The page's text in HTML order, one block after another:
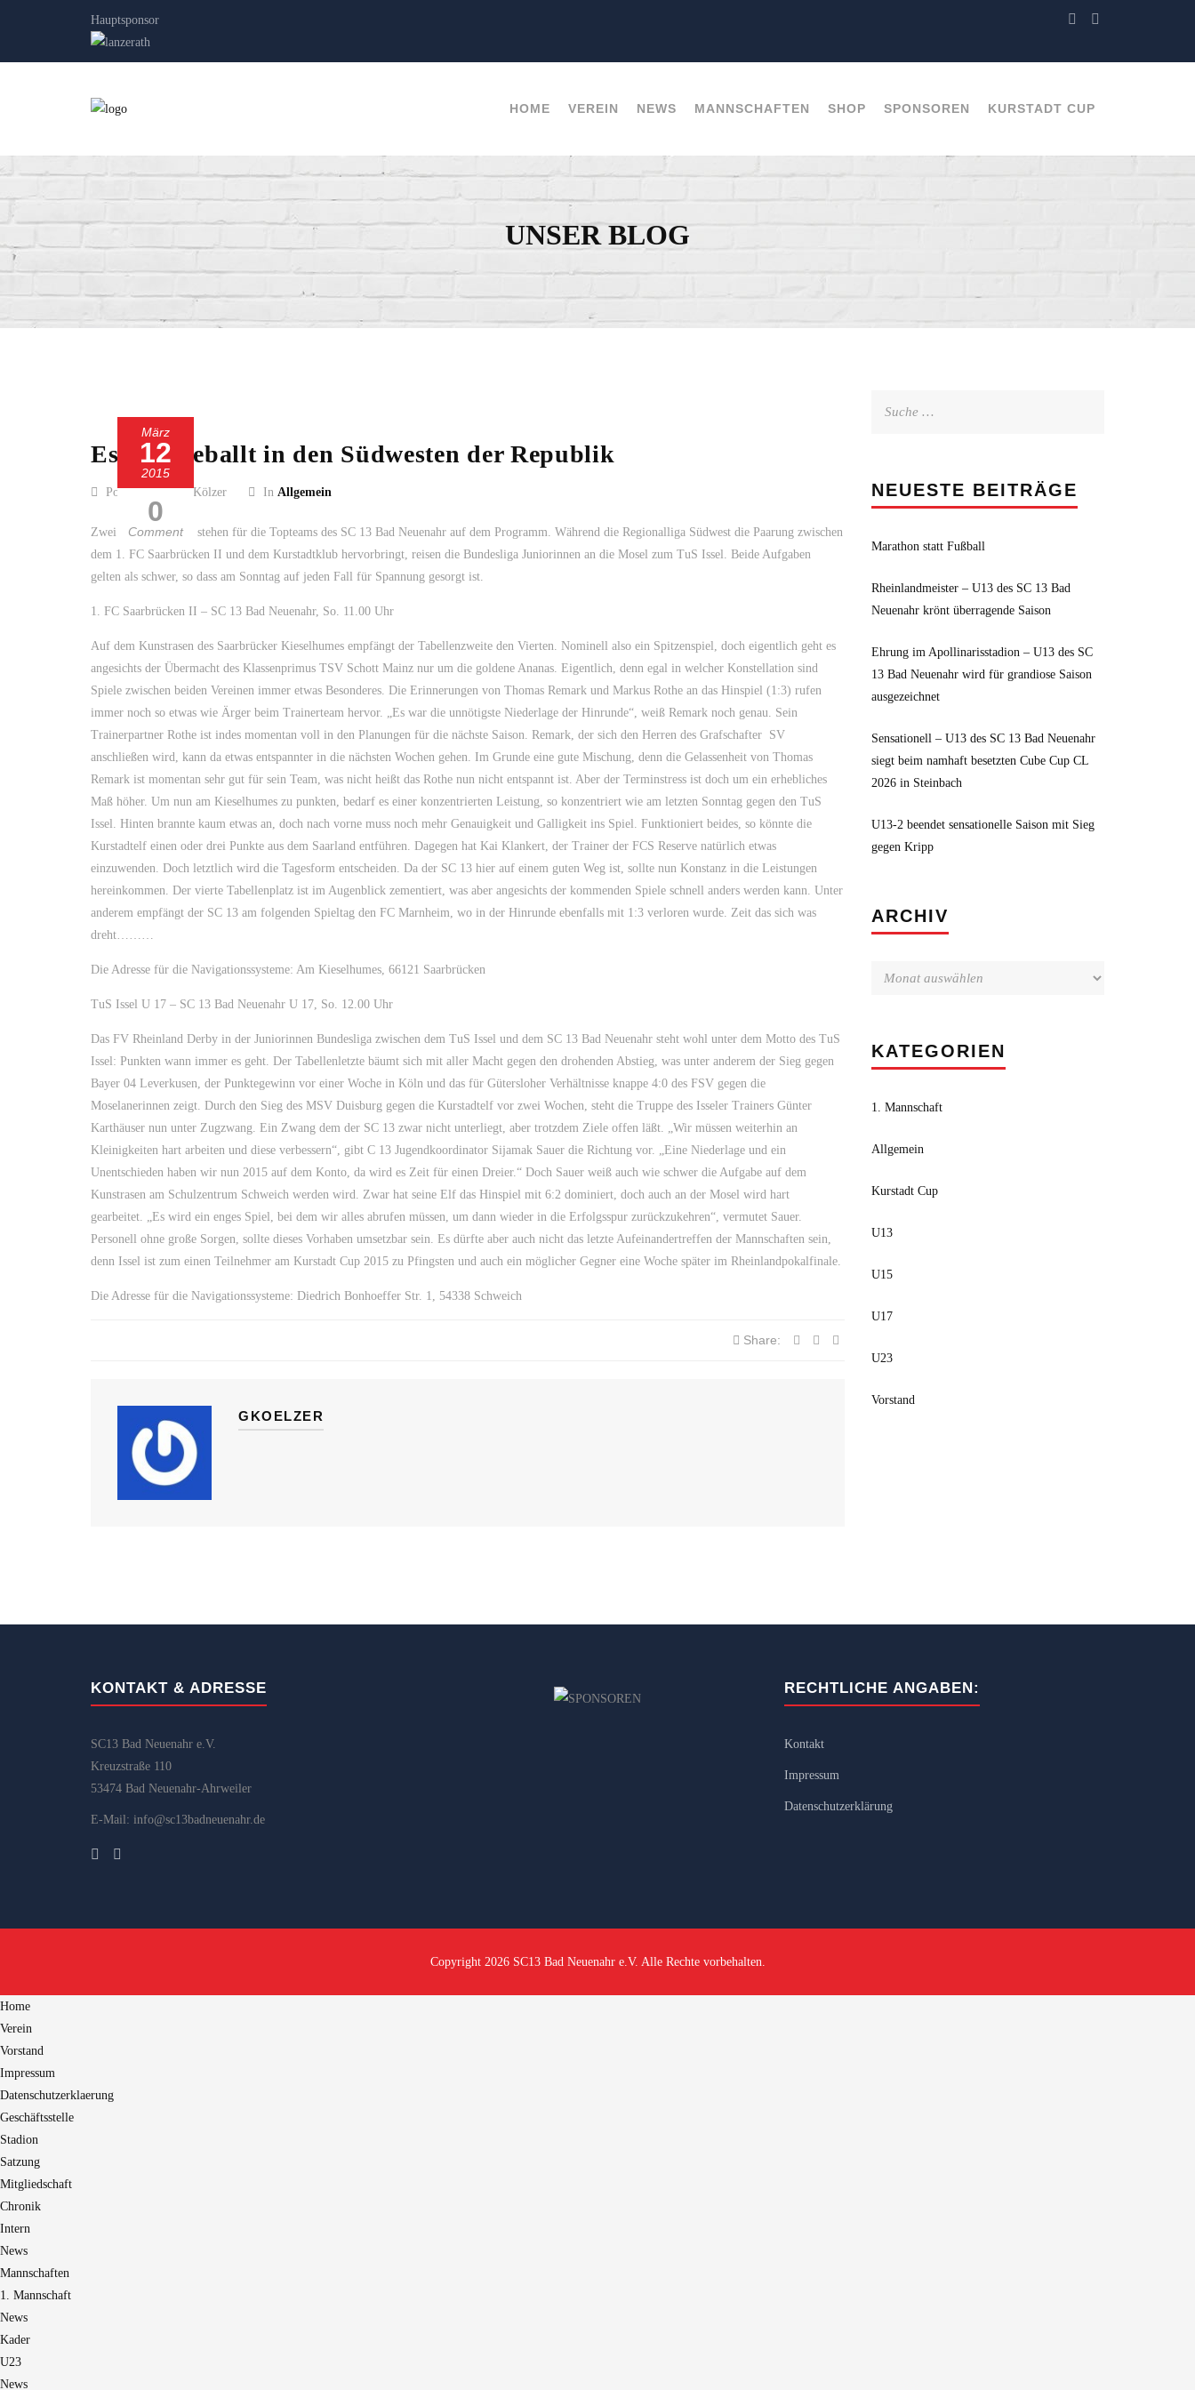
Hauptsponsor
HOME VEREIN NEWS MANNSCHAFTEN SHOP SPONSOREN KURSTADT CUP
UNSER BLOG
März
12
2015
0
Comment
Es geht geballt in den Südwesten der Republik
Posted by Guido Kölzer In Allgemein
Zwei Auswärtsspiele stehen für die Topteams des SC 13 Bad Neuenahr auf dem Programm. Während die Regionalliga Südwest die Paarung zwischen
dem 1. FC Saarbrücken II und dem Kurstadtklub hervorbringt, reisen die Bundesliga Juniorinnen an die Mosel zum TuS Issel. Beide Aufgaben
gelten als schwer, so dass am Sonntag auf jeden Fall für Spannung gesorgt ist.
1. FC Saarbrücken II – SC 13 Bad Neuenahr, So. 11.00 Uhr
Auf dem Kunstrasen des Saarbrücker Kieselhumes empfängt der Tabellenzweite den Vierten. Nominell also ein Spitzenspiel, doch eigentlich geht es
angesichts der Übermacht des Klassenprimus TSV Schott Mainz nur um die goldene Ananas. Eigentlich, denn egal in welcher Konstellation sind
Spiele zwischen beiden Vereinen immer etwas Besonderes. Die Erinnerungen von Thomas Remark und Markus Rothe an das Hinspiel (1:3) rufen
immer noch so etwas wie Ärger beim Trainerteam hervor. „Es war die unnötigste Niederlage der Hinrunde“, weiß Remark noch genau. Sein
Trainerpartner Rothe ist indes momentan voll in den Planungen für die nächste Saison. Remark, der sich den Herren des Grafschafter SV
anschließen wird, kann da etwas entspannter in die nächsten Wochen gehen. Im Grunde eine gute Mischung, denn die Gelassenheit von Thomas
Remark ist momentan sehr gut für sein Team, was nicht heißt das Rothe nun nicht entspannt ist. Aber der Terminstress ist doch um ein erhebliches
Maß höher. Um nun am Kieselhumes zu punkten, bedarf es einer konzentrierten Leistung, so konzentriert wie am letzten Sonntag gegen den TuS
Issel. Hinten brannte kaum etwas an, doch nach vorne muss noch mehr Genauigkeit und Galligkeit ins Spiel. Funktioniert beides, so könnte die
Kurstadtelf einen oder drei Punkte aus dem Saarland entführen. Dagegen hat Kai Klankert, der Trainer der FCS Reserve natürlich etwas
einzuwenden. Doch letztlich wird die Tagesform entscheiden. Da der SC 13 hier auf einem guten Weg ist, sollte nun Konstanz in die Leistungen
hereinkommen. Der vierte Tabellenplatz ist im Augenblick zementiert, was aber angesichts der kommenden Spiele schnell anders werden kann. Unter
anderem empfängt der SC 13 am folgenden Spieltag den FC Marnheim, wo in der Hinrunde ebenfalls mit 1:3 verloren wurde. Zeit das sich was
dreht………
Die Adresse für die Navigationssysteme: Am Kieselhumes, 66121 Saarbrücken
TuS Issel U 17 – SC 13 Bad Neuenahr U 17, So. 12.00 Uhr
Das FV Rheinland Derby in der Juniorinnen Bundesliga zwischen dem TuS Issel und dem SC 13 Bad Neuenahr steht wohl unter dem Motto des TuS
Issel: Punkten wann immer es geht. Der Tabellenletzte bäumt sich mit aller Macht gegen den drohenden Abstieg, was unter anderem der Sieg gegen
Bayer 04 Leverkusen, der Punktegewinn vor einer Woche in Köln und das für Gütersloher Verhältnisse knappe 4:0 des FSV gegen die
Moselanerinnen zeigt. Durch den Sieg des MSV Duisburg gegen die Kurstadtelf vor zwei Wochen, steht die Truppe des Isseler Trainers Günter
Karthäuser nun unter Zugzwang. Ein Zwang dem der SC 13 zwar nicht unterliegt, aber trotzdem Ziele offen läßt. „Wir müssen weiterhin an
Kleinigkeiten hart arbeiten und diese verbessern“, gibt C 13 Jugendkoordinator Sijamak Sauer die Richtung vor. „Eine Niederlage und ein
Unentschieden haben wir nun 2015 auf dem Konto, da wird es Zeit für einen Dreier.“ Doch Sauer weiß auch wie schwer die Aufgabe auf dem
Kunstrasen am Schulzentrum Schweich werden wird. Zwar hat seine Elf das Hinspiel mit 6:2 dominiert, doch auch an der Mosel wird hart
gearbeitet. „Es wird ein enges Spiel, bei dem wir alles abrufen müssen, um dann wieder in die Erfolgsspur zurückzukehren“, vermutet Sauer.
Personell ohne große Sorgen, sollte dieses Vorhaben umsetzbar sein. Es dürfte aber auch nicht das letzte Aufeinandertreffen der Mannschaften sein,
denn Issel ist zum einen Teilnehmer am Kurstadt Cup 2015 zu Pfingsten und auch ein möglicher Gegner eine Woche später im Rheinlandpokalfinale.
Die Adresse für die Navigationssysteme: Diedrich Bonhoeffer Str. 1, 54338 Schweich
Share:
GKOELZER
NEUESTE BEITRÄGE
Marathon statt Fußball
Rheinlandmeister – U13 des SC 13 Bad
Neuenahr krönt überragende Saison
Ehrung im Apollinarisstadion – U13 des SC
13 Bad Neuenahr wird für grandiose Saison
ausgezeichnet
Sensationell – U13 des SC 13 Bad Neuenahr
siegt beim namhaft besetzten Cube Cup CL
2026 in Steinbach
U13-2 beendet sensationelle Saison mit Sieg
gegen Kripp
ARCHIV
KATEGORIEN
1. Mannschaft
Allgemein
Kurstadt Cup
U13
U15
U17
U23
Vorstand
KONTAKT & ADRESSE
SC13 Bad Neuenahr e.V.
Kreuzstraße 110
53474 Bad Neuenahr-Ahrweiler
E-Mail: info@sc13badneuenahr.de
RECHTLICHE ANGABEN:
Kontakt
Impressum
Datenschutzerklärung
Copyright 2026 SC13 Bad Neuenahr e.V. Alle Rechte vorbehalten.
Home
Verein
Vorstand
Impressum
Datenschutzerklaerung
Geschäftsstelle
Stadion
Satzung
Mitgliedschaft
Chronik
Intern
News
Mannschaften
1. Mannschaft
News
Kader
U23
News